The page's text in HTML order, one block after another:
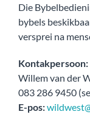
Die
bybels
versprei na
Kontakpersoon:
Willem van der
083 286 9450
E-pos: